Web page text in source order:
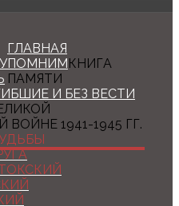
ГЛАВНАЯ
ПОМНИМКНИГА
ПАМЯТИ
И БЕЗ ВЕСТИ
1941-1945 ГГ.